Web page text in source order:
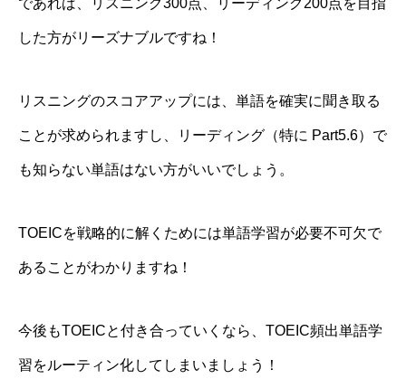
であれば、リスニング300点、リーディング200点を目指
した方がリーズナブルですね！
リスニングのスコアアップには、単語を確実に聞き取る
ことが求められますし、リーディング（特に Part5.6）で
も知らない単語はない方がいいでしょう。
TOEICを戦略的に解くためには単語学習が必要不可欠で
あることがわかりますね！
今後もTOEICと付き合っていくなら、TOEIC頻出単語学
習をルーティン化してしまいましょう！